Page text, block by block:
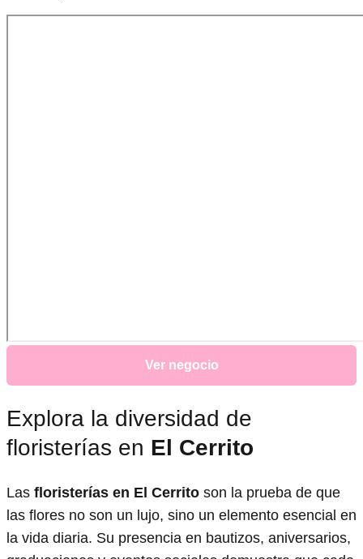
Ver negocio
Explora la diversidad de
floristerías en El Cerrito
Las floristerías en El Cerrito son la prueba de que
las flores no son un lujo, sino un elemento esencial en
la vida diaria. Su presencia en bautizos, aniversarios,